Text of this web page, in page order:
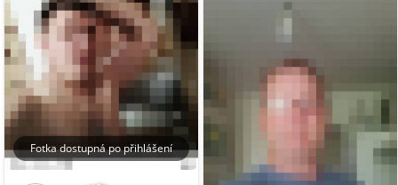
Fotka dostupná po přihlášení